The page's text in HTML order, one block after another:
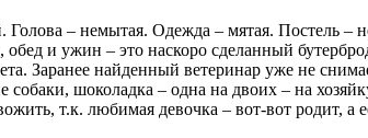
– немытая. Одежда – мятая. Постель –
обед и ужин – это наскоро сделанный
Заранее найденный ветеринар уже не
шоколадка – одна на двоих – на
т.к. любимая девочка – вот-вот родит,